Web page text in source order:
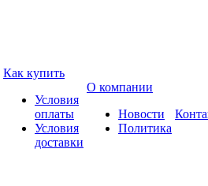
Как купить
Условия
оплаты
Условия
доставки
О компании
Новости
Политика